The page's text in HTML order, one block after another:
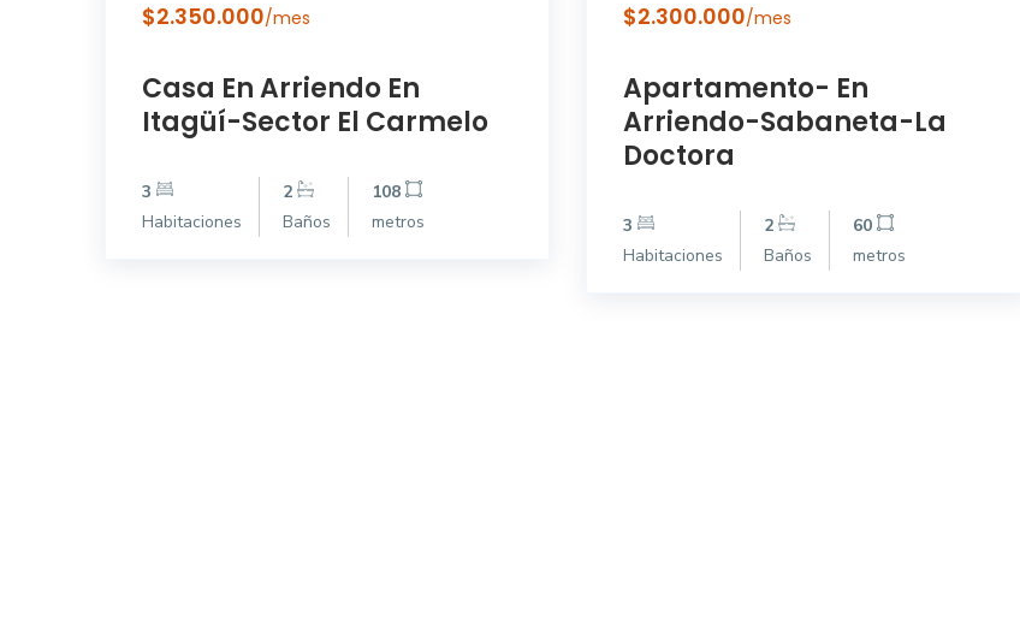
$2.350.000/mes
Casa En Arriendo En
Itagüí-Sector El Carmelo
3
Habitaciones
2
Baños
108
metros
$2.300.000/mes
Apartamento- En
Arriendo-Sabaneta-La
Doctora
3
Habitaciones
2
Baños
60
metros